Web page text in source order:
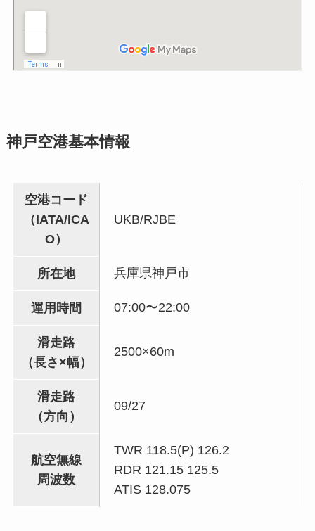
神戸空港基本情報
空港コード
（IATA/ICA
O）
UKB/RJBE
所在地 兵庫県神戸市
運用時間 07:00〜22:00
滑走路
（長さ×幅）
2500×60m
滑走路
（方向）
09/27
航空無線
周波数
TWR 118.5(P) 126.2
RDR 121.15 125.5
ATIS 128.075